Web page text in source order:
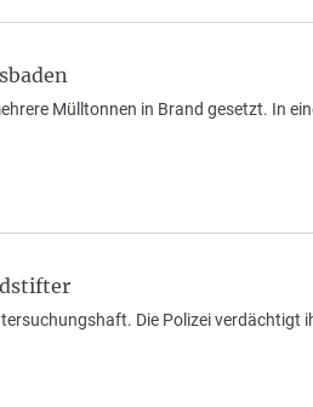
Mülltonnen in Brand gesetzt. In
Die Polizei